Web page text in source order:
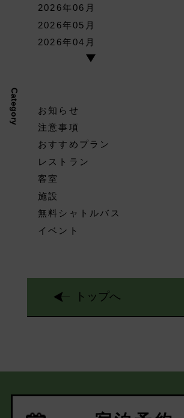
2026年06月
2026年05月
2026年04月
Category
お知らせ
注意事項
おすすめプラン
レストラン
客室
施設
無料シャトルバス
イベント
トップへ